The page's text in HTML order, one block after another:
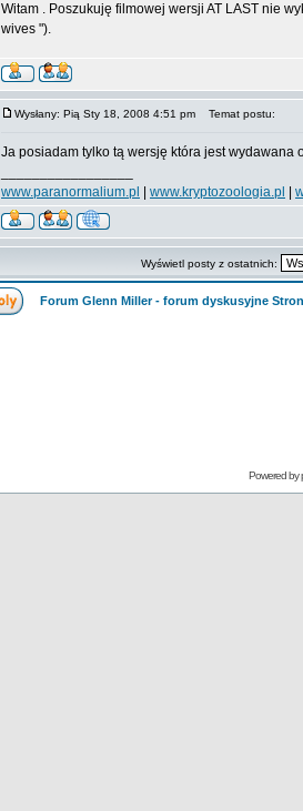
Witam . Poszukuję filmowej wersji AT LAST nie
wives ").
Wysłany: Pią Sty 18, 2008 4:51 pm Temat postu:
Ja posiadam tylko tą wersję która jest wydawana
www.paranormalium.pl
www.kryptozoologia.pl
Wyświetl posty z ostatnich:
Forum Glenn Miller - forum dyskusyjne
Powered by